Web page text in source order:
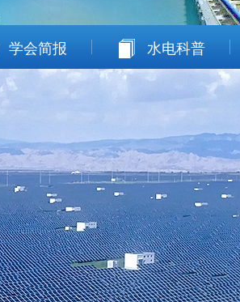
学会简报 水电科普